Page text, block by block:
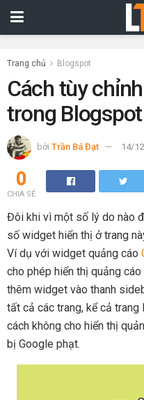
Trang chủ Blogspot
Cách tùy
trong
bởi Trần Bá Đạt 14/
0
CHIA SẺ
Đôi khi vì một số lý do nào
số widget hiển thị ở trang
Ví dụ với widget quảng cáo
cho phép hiển thị quảng
thêm widget vào thanh
tất cả các trang, kể cả
cách không cho hiển thị
bị Google phạt.